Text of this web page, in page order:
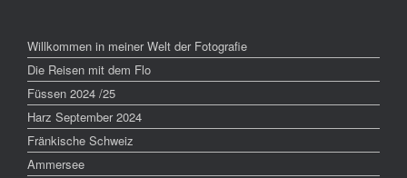
Willkommen in meiner Welt der Fotografie
Die Reisen mit dem Flo
Füssen 2024 /25
Harz September 2024
Fränkische Schweiz
Ammersee